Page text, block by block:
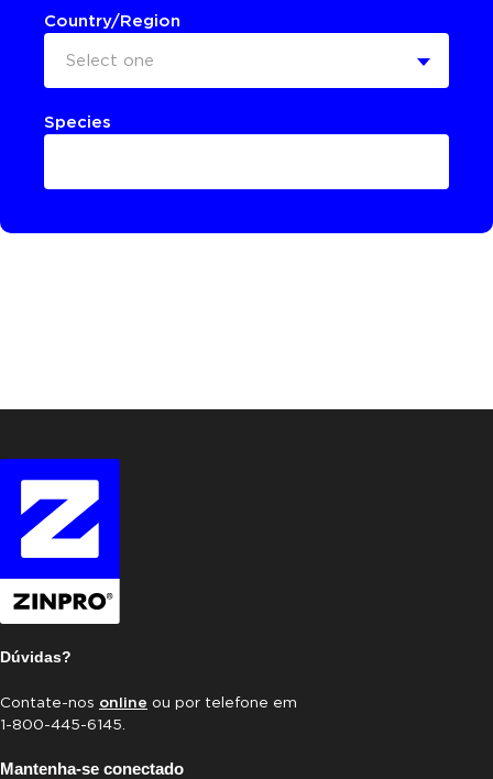
Country/Region
Select one
Species
Dúvidas?
Contate-nos online ou por telefone em
1-800-445-6145.
Mantenha-se conectado